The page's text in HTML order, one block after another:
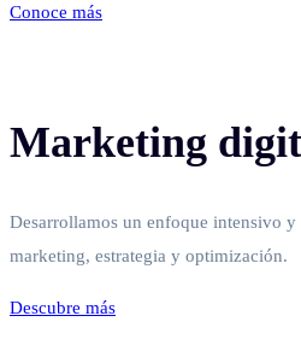
Conoce más
Marketing
Desarrollamos un enfoque intensivo
marketing, estrategia y optimización.
Descubre más